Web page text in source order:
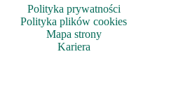
Polityka prywatności
Polityka plików cookies
Mapa strony
Kariera